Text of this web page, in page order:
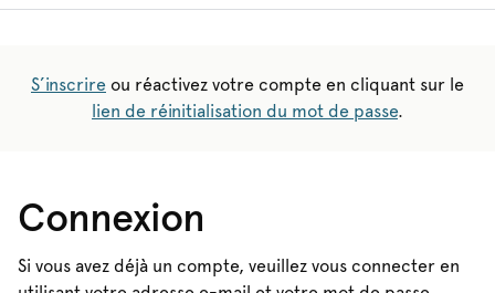
S’inscrire ou réactivez votre compte en cliquant sur le
lien de réinitialisation du mot de passe.
Connexion
Si vous avez déjà un compte, veuillez vous connecter en